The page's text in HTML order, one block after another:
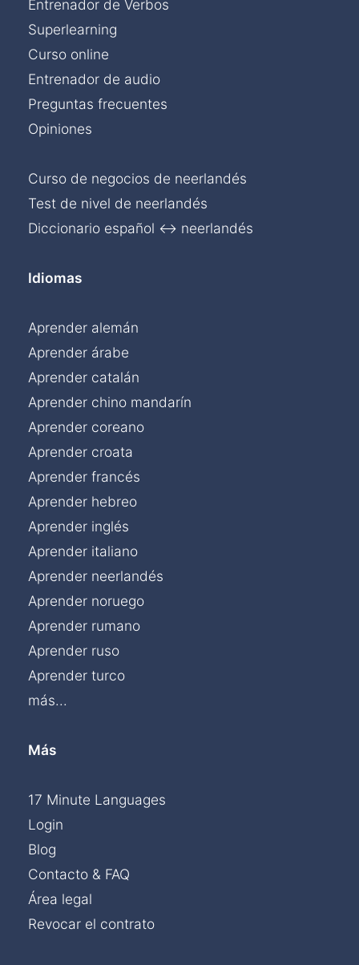
Entrenador de Verbos
Superlearning
Curso online
Entrenador de audio
Preguntas frecuentes
Opiniones
Curso de negocios de neerlandés
Test de nivel de neerlandés
Diccionario español ↔ neerlandés
Idiomas
Aprender alemán
Aprender árabe
Aprender catalán
Aprender chino mandarín
Aprender coreano
Aprender croata
Aprender francés
Aprender hebreo
Aprender inglés
Aprender italiano
Aprender neerlandés
Aprender noruego
Aprender rumano
Aprender ruso
Aprender turco
más...
Más
17 Minute Languages
Login
Blog
Contacto & FAQ
Área legal
Revocar el contrato